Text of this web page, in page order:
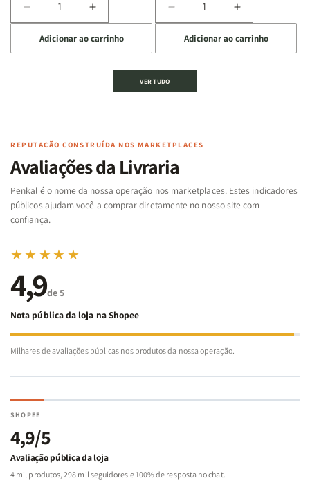
Diminuir
a
quantidade
de
Cartas
Famílias
Bíblia
-
Penkal
Aumentar
a
quantidade
de
Jogo
Cartas
Famílias
da
Bíblia
-
Penkal
Adicionar ao carrinho
Diminuir
a
quantidade
de
Jogo
|
de
Aumentar
a
quantidade
de
|
Adicionar ao carrinho
VER TUDO
REPUTAÇÃO CONSTRUÍDA NOS MARKETPLACES
Avaliações da Livraria
Penkal é o nome da nossa operação nos marketplaces. Estes indicadores
públicos ajudam você a comprar diretamente no nosso site com
confiança.
★★★★★
4,9de 5
Nota pública da loja na Shopee
Milhares de avaliações públicas nos produtos da nossa operação.
SHOPEE
4,9/5
Avaliação pública da loja
4 mil produtos, 298 mil seguidores e 100% de resposta no chat.